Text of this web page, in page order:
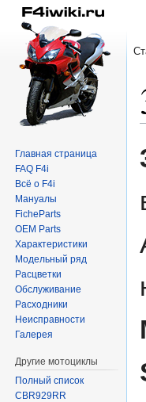
кк
Главная страница
FAQ F4i
Всё о F4i
Мануалы
FicheParts
OEM Parts
Характеристики
Модельный ряд
Расцветки
Обслуживание
Расходники
Неисправности
Галерея
Другие мотоциклы
Полный список
CBR929RR